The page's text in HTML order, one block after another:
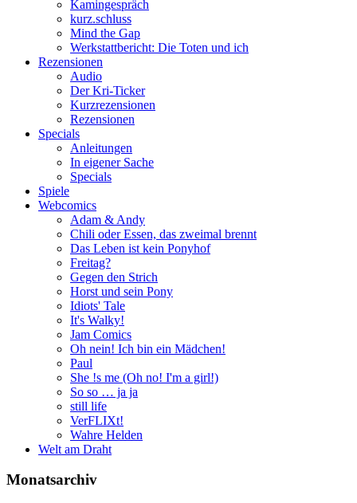
Kamingespräch
kurz.schluss
Mind the Gap
Werkstattbericht: Die Toten und ich
Rezensionen
Audio
Der Kri-Ticker
Kurzrezensionen
Rezensionen
Specials
Anleitungen
In eigener Sache
Specials
Spiele
Webcomics
Adam & Andy
Chili oder Essen, das zweimal brennt
Das Leben ist kein Ponyhof
Freitag?
Gegen den Strich
Horst und sein Pony
Idiots' Tale
It's Walky!
Jam Comics
Oh nein! Ich bin ein Mädchen!
Paul
She !s me (Oh no! I'm a girl!)
So so … ja ja
still life
VerFLIXt!
Wahre Helden
Welt am Draht
Monatsarchiv